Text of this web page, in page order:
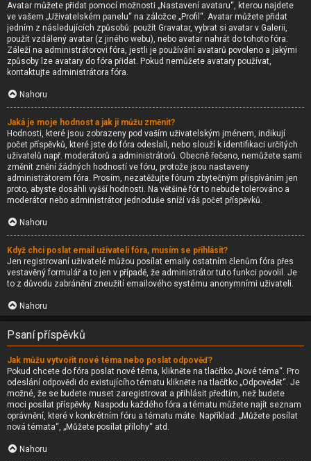
Avatar můžete přidat pomocí možnosti „Nastavení avataru“, kterou najdete
ve vašem „Uživatelském panelu“ na záložce „Profil“. Avatar můžete přidat
jedním z následujících způsobů: použít Gravatar, vybrat si avatar v Galerii,
použít vzdálený avatar (z jiného webu), nebo avatar nahrát do tohoto fóra.
Záleží na administrátorovi fóra, jestli je používání avatarů povoleno a jakými
způsoby lze avatary do fóra přidat. Pokud nemůžete avatary používat,
kontaktujte administrátora fóra.
Nahoru
Jaká je moje hodnost a jak ji můžu změnit?
Hodnosti, které jsou zobrazeny pod vaším uživatelským jménem, indikují
počet příspěvků, které jste do fóra odeslali, nebo slouží k identifikaci určitých
uživatelů např. moderátorů a administrátorů. Obecně řečeno, nemůžete sami
změnit znění žádných hodností ve fóru, protože jsou nastaveny
administrátorem fóra. Prosím, nezatěžujte fórum zbytečným přispíváním jen
proto, abyste dosáhli vyšší hodnosti. Na většině fór to nebude tolerováno a
moderátor nebo administrátor jednoduše sníží váš počet příspěvků.
Nahoru
Když chci poslat email uživateli fóra, musím se přihlásit?
Jen registrovaní uživatelé můžou posílat emaily ostatním členům fóra přes
vestavěný formulář a to jen v případě, že administrátor tuto funkci povolil. Je
to z důvodu zabránění zneužití emailového systému anonymními uživateli.
Nahoru
Psaní příspěvků
Jak můžu vytvořit nové téma nebo poslat odpověď?
Pokud chcete do fóra poslat nové téma, klikněte na tlačítko „Nové téma“. Pro
odeslání odpovědi do existujícího tématu klikněte na tlačítko „Odpovědět“. Je
možné, že se budete muset zaregistrovat a přihlásit předtím, než budete
moci posílat příspěvky. Naspodu každého fóra a tématu můžete najít seznam
oprávnění, které v konkrétním fóru a tématu máte. Například: „Můžete posílat
nová témata“, „Můžete posílat přílohy“ atd.
Nahoru